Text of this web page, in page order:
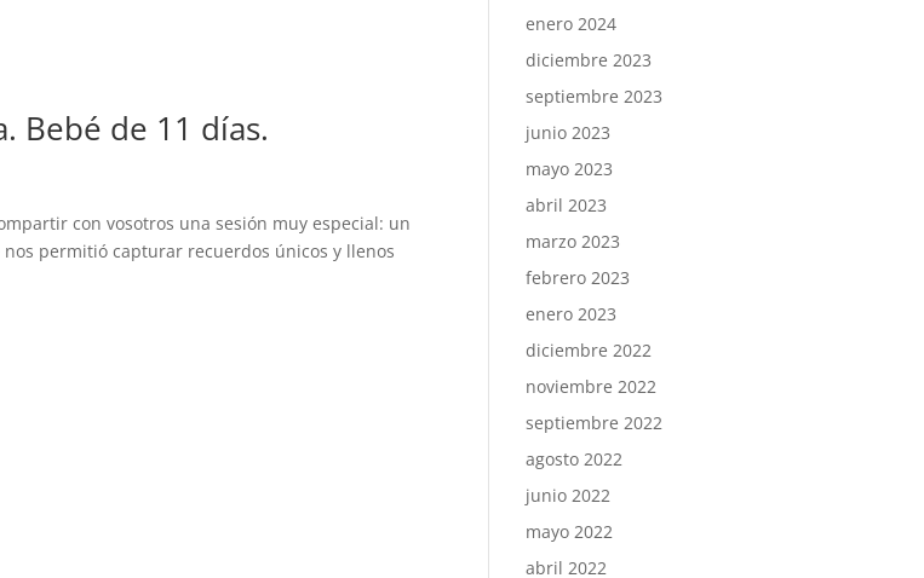
Bebé de 11 días.
con vosotros una sesión muy especial: un
permitió capturar recuerdos únicos y llenos
enero 2024
diciembre 2023
septiembre 2023
junio 2023
mayo 2023
abril 2023
marzo 2023
febrero 2023
enero 2023
diciembre 2022
noviembre 2022
septiembre 2022
agosto 2022
junio 2022
mayo 2022
abril 2022